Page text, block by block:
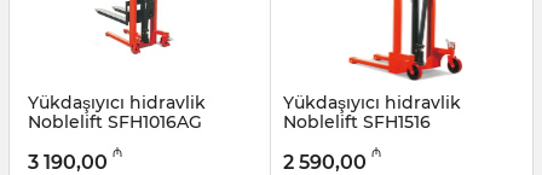
Yükdaşıyıcı hidravlik
Noblelift SFH1016AG
033001014
3 190,00 ₼
Yükdaşıyıcı hidravlik
Noblelift SFH1516
033001013
2 590,00 ₼